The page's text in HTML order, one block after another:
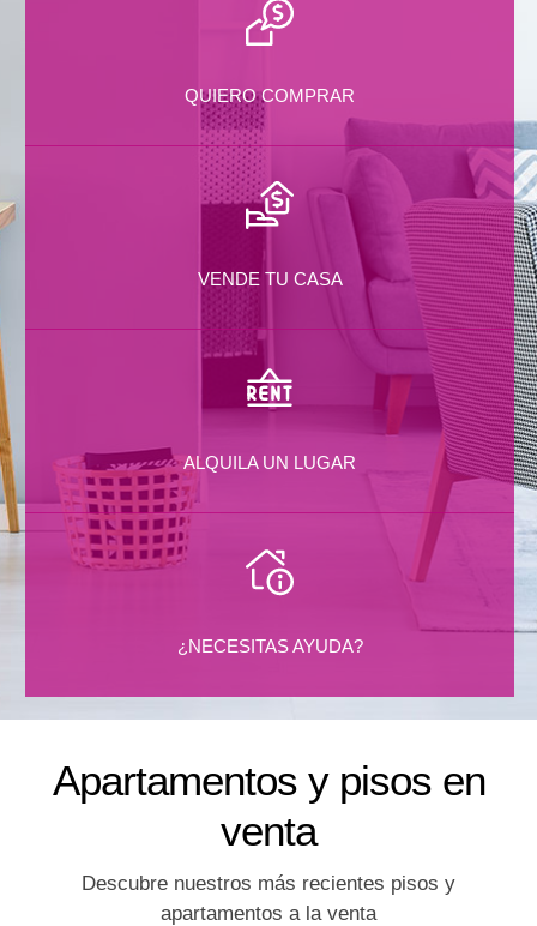
QUIERO COMPRAR
VENDE TU CASA
ALQUILA UN LUGAR
¿NECESITAS AYUDA?
Apartamentos y pisos en
venta
Descubre nuestros más recientes pisos y
apartamentos a la venta